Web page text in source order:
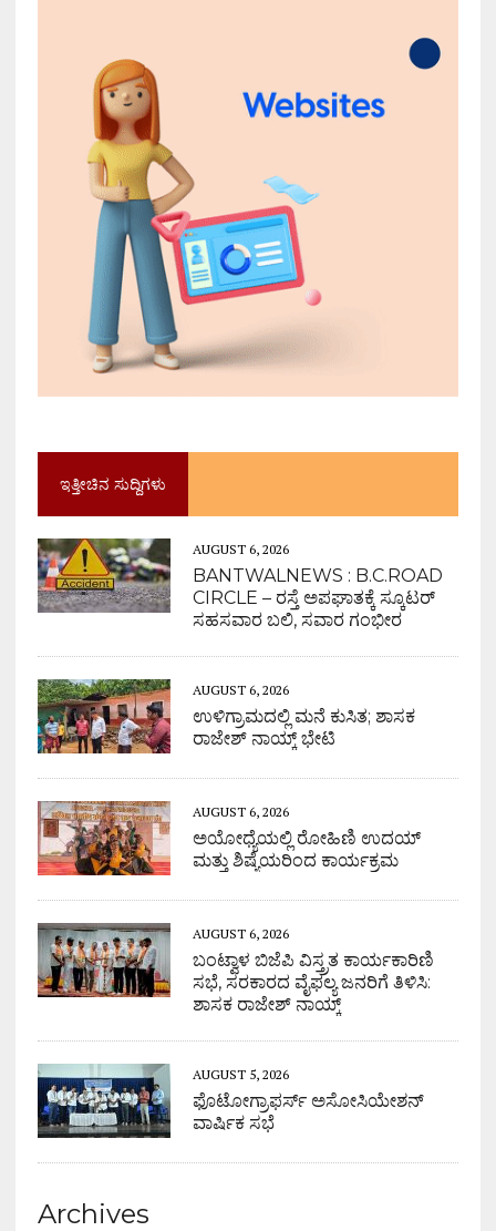
ಇತ್ತೀಚಿನ ಸುದ್ದಿಗಳು
AUGUST 6, 2026
BANTWALNEWS : B.C.ROAD
CIRCLE – ರಸ್ತೆ ಅಪಘಾತಕ್ಕೆ ಸ್ಕೂಟರ್
ಸಹಸವಾರ ಬಲಿ, ಸವಾರ ಗಂಭೀರ
AUGUST 6, 2026
ಉಳಿಗ್ರಾಮದಲ್ಲಿ ಮನೆ ಕುಸಿತ; ಶಾಸಕ
ರಾಜೇಶ್ ನಾಯ್ಕ್ ಭೇಟಿ
AUGUST 6, 2026
ಅಯೋಧ್ಯೆಯಲ್ಲಿ ರೋಹಿಣಿ ಉದಯ್
ಮತ್ತು ಶಿಷ್ಯೆಯರಿಂದ ಕಾರ್ಯಕ್ರಮ
AUGUST 6, 2026
ಬಂಟ್ವಾಳ ಬಿಜೆಪಿ ವಿಸ್ತ್ರತ ಕಾರ್ಯಕಾರಿಣಿ
ಸಭೆ, ಸರಕಾರದ ವೈಫಲ್ಯ ಜನರಿಗೆ ತಿಳಿಸಿ:
ಶಾಸಕ ರಾಜೇಶ್ ನಾಯ್ಕ್
AUGUST 5, 2026
ಫೊಟೋಗ್ರಾಫರ್ಸ್ ಅಸೋಸಿಯೇಶನ್
ವಾರ್ಷಿಕ ಸಭೆ
Archives